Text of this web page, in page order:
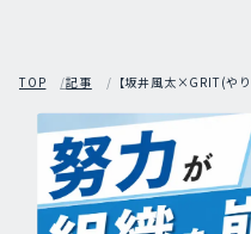
TOP 記事 【坂井風太×GRIT(や